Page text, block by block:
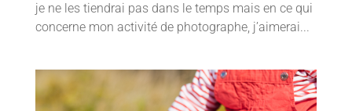
je ne les tiendrai pas dans le temps mais en ce qui
concerne mon activité de photographe, j’aimerai...